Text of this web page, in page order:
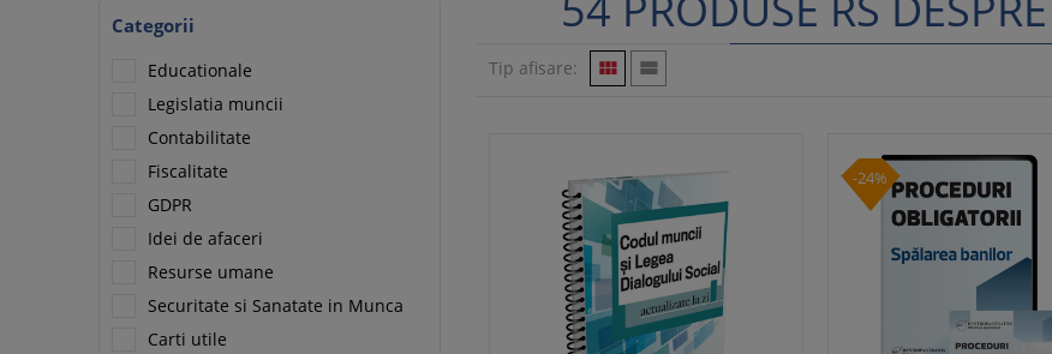
Categorii
Educationale
Legislatia muncii
Contabilitate
Fiscalitate
GDPR
Idei de afaceri
Resurse umane
Securitate si Sanatate in Munca
Carti utile
Tip afisare:  
-24%